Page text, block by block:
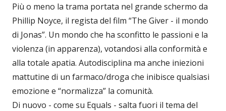
Più o meno la trama portata nel grande schermo da
Phillip Noyce, il regista del film “The Giver - il mondo
di Jonas”. Un mondo che ha sconfitto le passioni e la
violenza (in apparenza), votandosi alla conformità e
alla totale apatia. Autodisciplina ma anche iniezioni
mattutine di un farmaco/droga che inibisce qualsiasi
emozione e “normalizza” la comunità.
Di nuovo - come su Equals - salta fuori il tema del